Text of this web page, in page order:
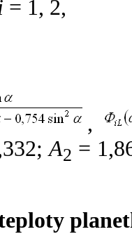
= 1, 2,
,
A2 =